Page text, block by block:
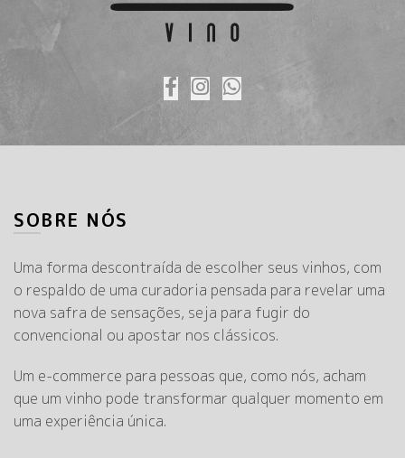
SOBRE NÓS
Uma forma descontraída de escolher seus vinhos, com
o respaldo de uma curadoria pensada para revelar uma
nova safra de sensações, seja para fugir do
convencional ou apostar nos clássicos.
Um e-commerce para pessoas que, como nós, acham
que um vinho pode transformar qualquer momento em
uma experiência única.